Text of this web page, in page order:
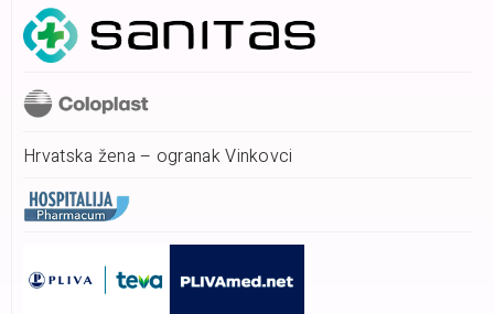
Hrvatska žena – ogranak Vinkovci